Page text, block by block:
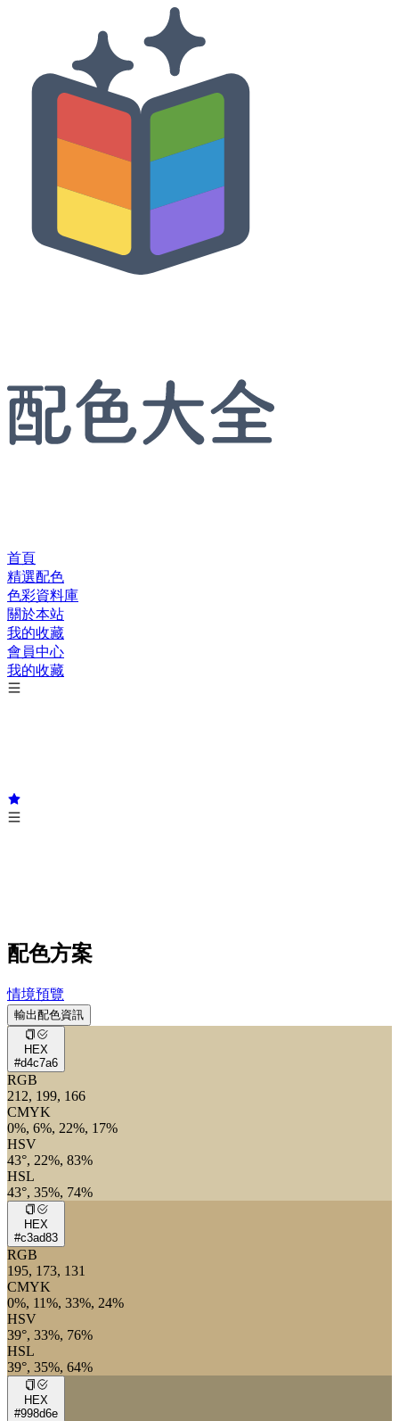
首頁
精選配色
色彩資料庫
關於本站
我的收藏
會員中心
我的收藏
配色方案
情境預覽
輸出配色資訊
HEX
#d4c7a6
RGB
212, 199, 166
CMYK
0%, 6%, 22%, 17%
HSV
43°, 22%, 83%
HSL
43°, 35%, 74%
HEX
#c3ad83
RGB
195, 173, 131
CMYK
0%, 11%, 33%, 24%
HSV
39°, 33%, 76%
HSL
39°, 35%, 64%
HEX
#998d6e